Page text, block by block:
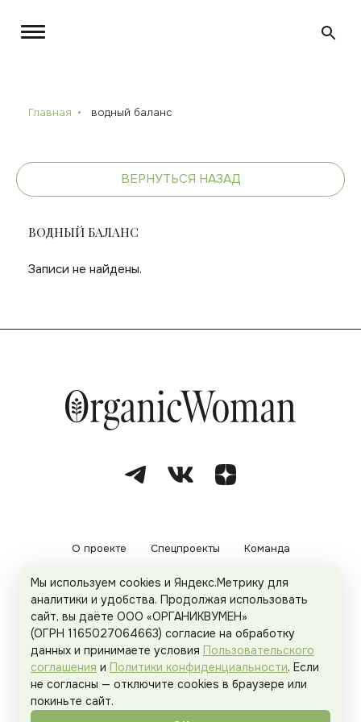
Главная водный баланс
ВЕРНУТЬСЯ НАЗАД
ВОДНЫЙ БАЛАНС
Записи не найдены.
О проекте Спецпроекты Команда
Рекламодателям Политика конфиденциальности
Пользовательское соглашение
Organicwoman.ru . Все права защищены.
Мы используем cookies и Яндекс.Метрику для
аналитики и удобства. Продолжая использовать
сайт, вы даёте ООО «ОРГАНИКВУМЕН»
(ОГРН 1165027064663) согласие на обработку
данных и принимаете условия Пользовательского
соглашения и Политики конфиденциальности. Если
не согласны — отключите cookies в браузере или
покиньте сайт.